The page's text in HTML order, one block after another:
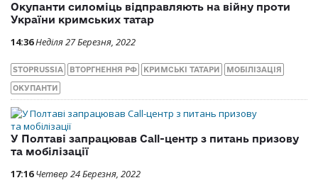
Окупанти силоміць відправляють на війну проти
України кримських татар
14:36Неділя 27 Березня, 2022
STOPRUSSIA ВТОРГНЕННЯ РФ КРИМСЬКІ ТАТАРИ МОБІЛІЗАЦІЯ
ОКУПАНТИ
У Полтаві запрацював Call-центр з питань призову
та мобілізації
17:16 Четвер 24 Березня, 2022